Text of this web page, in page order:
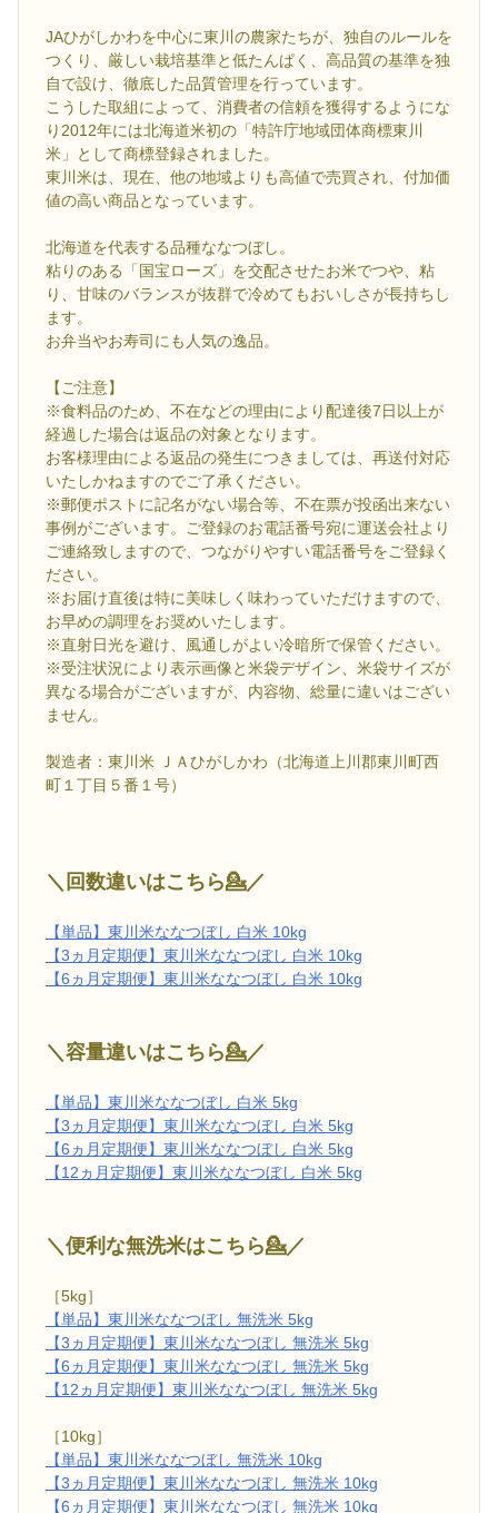
JAひがしかわを中心に東川の農家たちが、独自のルールを
つくり、厳しい栽培基準と低たんぱく、高品質の基準を独
自で設け、徹底した品質管理を行っています。
こうした取組によって、消費者の信頼を獲得するようにな
り2012年には北海道米初の「特許庁地域団体商標東川
米」として商標登録されました。
東川米は、現在、他の地域よりも高値で売買され、付加価
値の高い商品となっています。
北海道を代表する品種ななつぼし。
粘りのある「国宝ローズ」を交配させたお米でつや、粘
り、甘味のバランスが抜群で冷めてもおいしさが長持ちし
ます。
お弁当やお寿司にも人気の逸品。
【ご注意】
※食料品のため、不在などの理由により配達後7日以上が
経過した場合は返品の対象となります。
お客様理由による返品の発生につきましては、再送付対応
いたしかねますのでご了承ください。
※郵便ポストに記名がない場合等、不在票が投函出来ない
事例がございます。ご登録のお電話番号宛に運送会社より
ご連絡致しますので、つながりやすい電話番号をご登録く
ださい。
※お届け直後は特に美味しく味わっていただけますので、
お早めの調理をお奨めいたします。
※直射日光を避け、風通しがよい冷暗所で保管ください。
※受注状況により表示画像と米袋デザイン、米袋サイズが
異なる場合がございますが、内容物、総量に違いはござい
ません。
製造者：東川米 ＪＡひがしかわ（北海道上川郡東川町西
町１丁目５番１号）
＼回数違いはこちら💁／
【単品】東川米ななつぼし 白米 10kg
【3ヵ月定期便】東川米ななつぼし 白米 10kg
【6ヵ月定期便】東川米ななつぼし 白米 10kg
＼容量違いはこちら💁／
【単品】東川米ななつぼし 白米 5kg
【3ヵ月定期便】東川米ななつぼし 白米 5kg
【6ヵ月定期便】東川米ななつぼし 白米 5kg
【12ヵ月定期便】東川米ななつぼし 白米 5kg
＼便利な無洗米はこちら💁／
［5kg］
【単品】東川米ななつぼし 無洗米 5kg
【3ヵ月定期便】東川米ななつぼし 無洗米 5kg
【6ヵ月定期便】東川米ななつぼし 無洗米 5kg
【12ヵ月定期便】東川米ななつぼし 無洗米 5kg
［10kg］
【単品】東川米ななつぼし 無洗米 10kg
【3ヵ月定期便】東川米ななつぼし 無洗米 10kg
【6ヵ月定期便】東川米ななつぼし 無洗米 10kg